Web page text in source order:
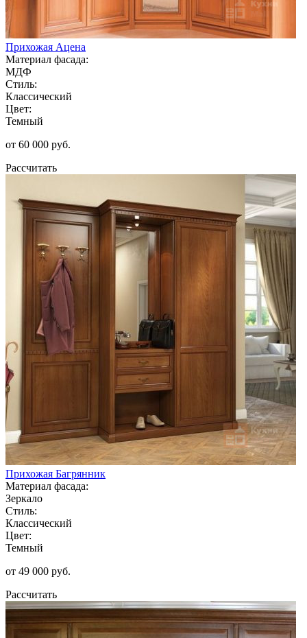
Прихожая Ацена
Материал фасада:
МДФ
Стиль:
Классический
Цвет:
Темный
от 60 000 руб.
Рассчитать
Прихожая Багрянник
Материал фасада:
Зеркало
Стиль:
Классический
Цвет:
Темный
от 49 000 руб.
Рассчитать